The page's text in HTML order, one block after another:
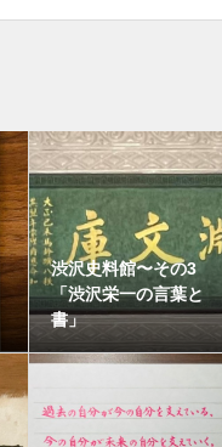
渋沢史料館〜その3
「渋沢栄一の言葉と
書」